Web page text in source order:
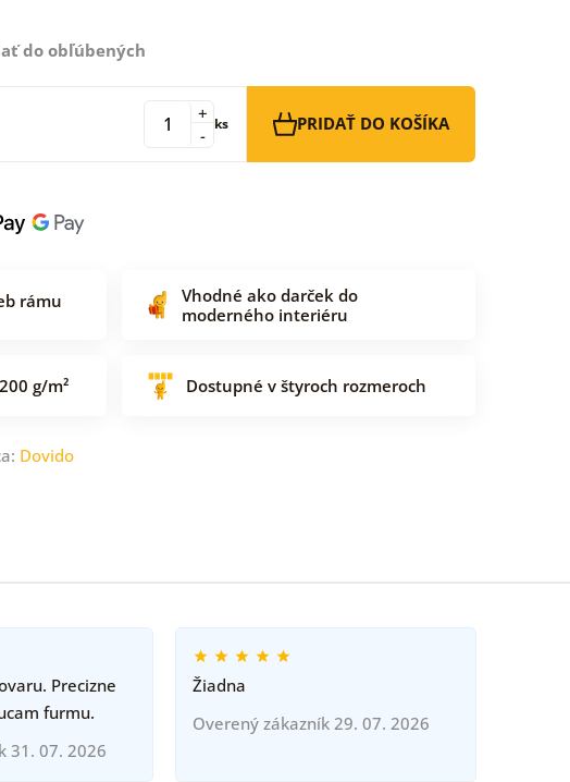
do obľúbených
-
+ ks PRIDAŤ DO KOŠÍKA
rámu
Vhodné ako darček do
moderného interiéru
g/m² Dostupné v štyroch rozmeroch
Dovido
Precizne
furmu.
31. 07. 2026
Žiadna
Overený zákazník 29. 07. 2026